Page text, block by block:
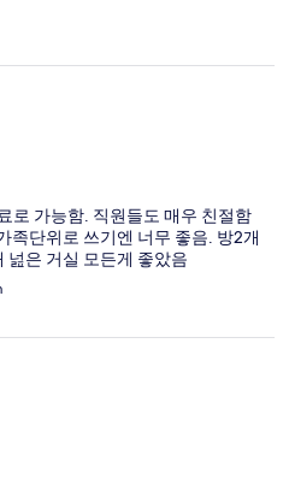
로 가능함. 직원들도 매우 친절함
족단위로 쓰기엔 너무 좋음. 방2개
넖은 거실 모든게 좋았음